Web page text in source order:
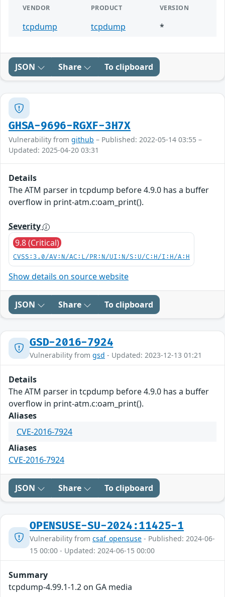
VENDOR PRODUCT VERSION
tcpdump tcpdump *
JSON Share To clipboard
GHSA-9696-RGXF-3H7X
Vulnerability from github – Published: 2022-05-14 03:55 –
Updated: 2025-04-20 03:31
Details
The ATM parser in tcpdump before 4.9.0 has a buffer
overflow in print-atm.c:oam_print().
Severity
9.8 (Critical)
CVSS:3.0/AV:N/AC:L/PR:N/UI:N/S:U/C:H/I:H/A:H
Show details on source website
JSON Share To clipboard
GSD-2016-7924
Vulnerability from gsd - Updated: 2023-12-13 01:21
Details
The ATM parser in tcpdump before 4.9.0 has a buffer
overflow in print-atm.c:oam_print().
Aliases
CVE-2016-7924
Aliases
CVE-2016-7924
JSON Share To clipboard
OPENSUSE-SU-2024:11425-1
Vulnerability from csaf_opensuse - Published: 2024-06-
15 00:00 - Updated: 2024-06-15 00:00
Summary
tcpdump-4.99.1-1.2 on GA media